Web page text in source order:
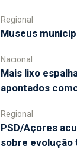
Regional
Museus
Nacional
Mais lixo
apontados
Regional
PSD/Açores
sobre